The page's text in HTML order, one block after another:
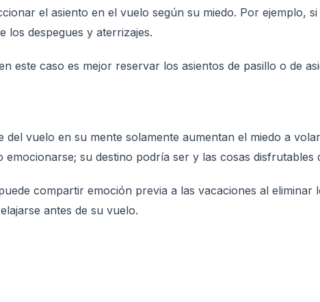
el asiento en el vuelo según su miedo. Por ejemplo,
los despegues y aterrizajes.
este caso es mejor reservar los asientos de pasillo o de
vuelo en su mente solamente aumentan el miedo a
su destino podría ser y las cosas disfrutables
compartir emoción previa a las vacaciones al eliminar
antes de su vuelo.